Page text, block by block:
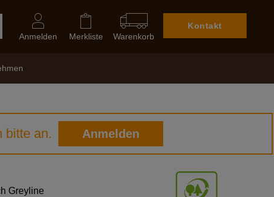
Kontakt
Warenkorb
Merkliste
Anmelden
bitte an. Anmelden
Greyline